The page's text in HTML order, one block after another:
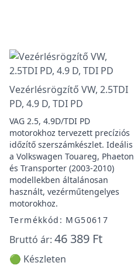
Vezérlésrögzítő VW, 2.5TDI
PD, 4.9 D, TDI PD
VAG 2.5, 4.9D/TDI PD
motorokhoz tervezett precíziós
időzítő szerszámkészlet. Ideális
a Volkswagen Touareg, Phaeton
és Transporter (2003-2010)
modellekben általánosan
használt, vezérműtengelyes
motorokhoz.
Termékkód: MG50617
Bruttó ár: 46 389 Ft
🟢 Készleten